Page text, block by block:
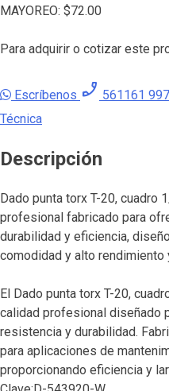
MAYOREO: $72.00
Para adquirir o cotizar este
Escríbenos phone_enabled 561161
Técnica
Descripción
Dado punta torx T-20, cuadro
profesional fabricado para
durabilidad y eficiencia,
comodidad y alto rendimiento
El Dado punta torx T-20,
calidad profesional diseñado
resistencia y durabilidad.
para aplicaciones de
proporcionando eficiencia y